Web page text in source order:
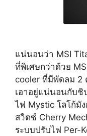
แน่นอนว่า MSI
ที่พิเศษกว่าด้วย
cooler ที่มีพัดลม 2
เอาอยู่แน่นอนกับชิ
ไฟ Mystic โลโก้มั
สวิตซ์ Cherry
ระบบปรับไฟ Per-